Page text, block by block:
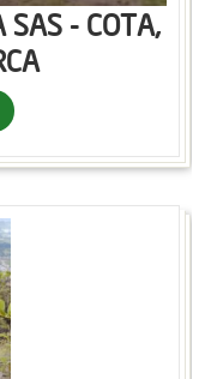
SAS - COTA,